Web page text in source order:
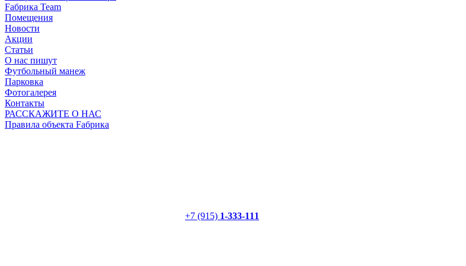
Fабрика Team
Помещения
Новости
Акции
Статьи
О нас пишут
Футбольный манеж
Парковка
Фотогалерея
Контакты
РАССКАЖИТЕ О НАС
Правила объекта Fабрика
+7 (915) 1-333-111